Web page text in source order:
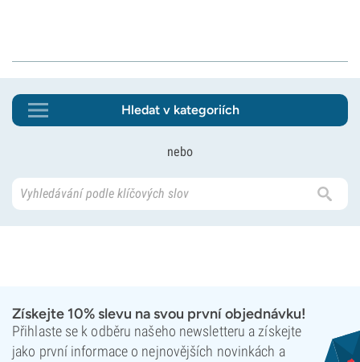
Hledat v kategoriích
nebo
Získejte 10% slevu na svou první objednávku!
Přihlaste se k odběru našeho newsletteru a získejte
jako první informace o nejnovějších novinkách a